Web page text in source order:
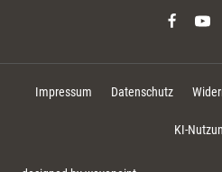
Impressum Datenschutz
KI-